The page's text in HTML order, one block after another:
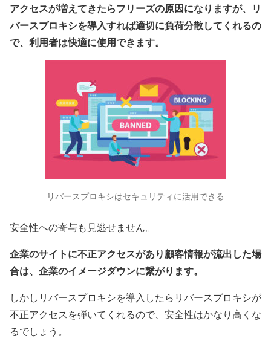
アクセスが増えてきたらフリーズの原因になりますが、リ
バースプロキシを導入すれば適切に負荷分散してくれるの
で、利用者は快適に使用できます。
リバースプロキシはセキュリティに活用できる
安全性への寄与も見逃せません。
企業のサイトに不正アクセスがあり顧客情報が流出した場
合は、企業のイメージダウンに繋がります。
しかしリバースプロキシを導入したらリバースプロキシが
不正アクセスを弾いてくれるので、安全性はかなり高くな
るでしょう。